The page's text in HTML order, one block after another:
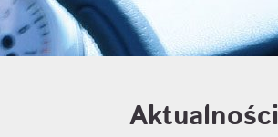
Aktualności